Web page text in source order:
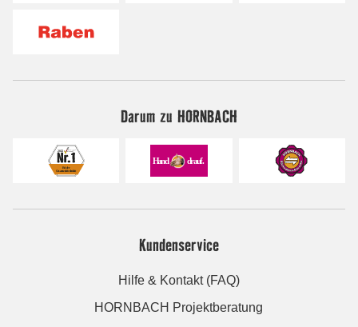
Darum zu HORNBACH
Kundenservice
Hilfe & Kontakt (FAQ)
HORNBACH Projektberatung